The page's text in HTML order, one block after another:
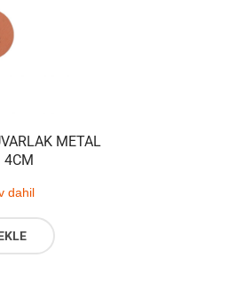
METAL
4CM
dahil